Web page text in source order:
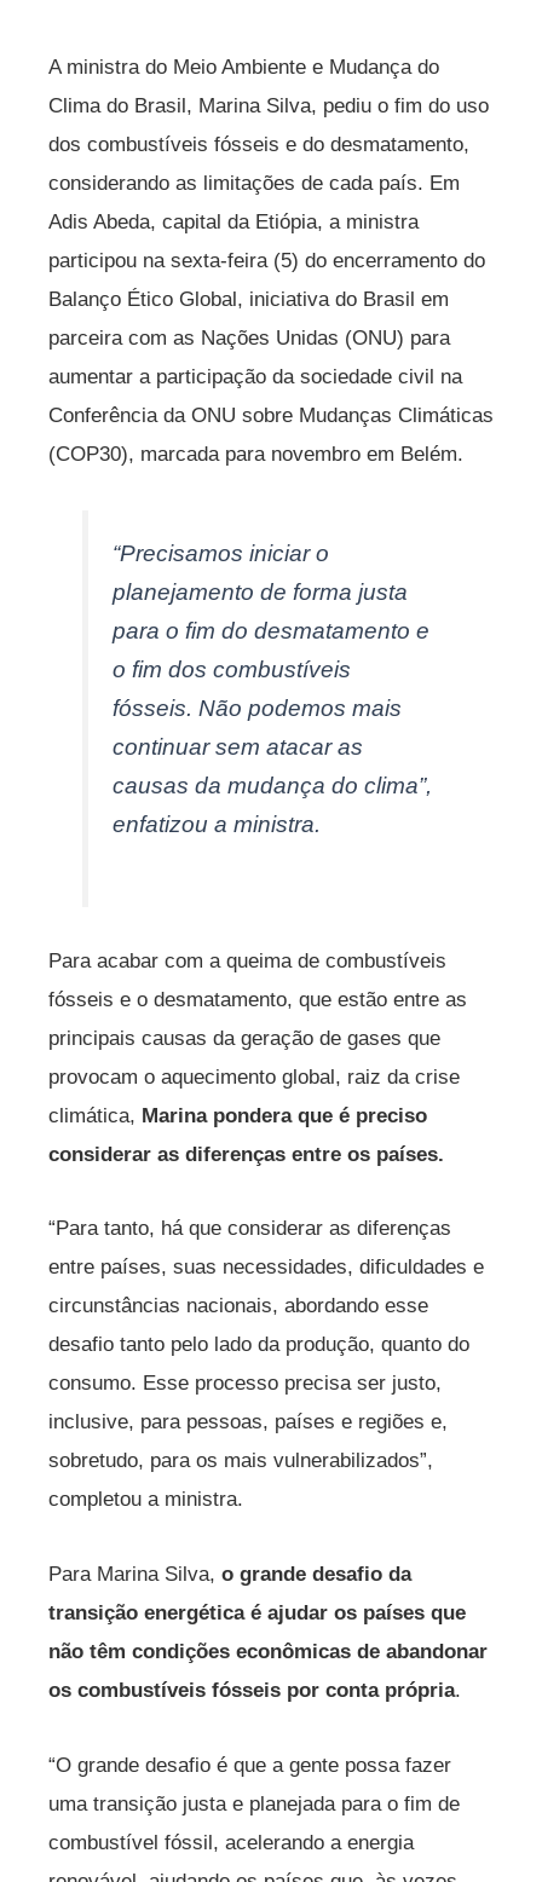
A ministra do Meio Ambiente e Mudança do
Clima do Brasil, Marina Silva, pediu o fim do uso
dos combustíveis fósseis e do desmatamento,
considerando as limitações de cada país. Em
Adis Abeda, capital da Etiópia, a ministra
participou na sexta-feira (5) do encerramento do
Balanço Ético Global, iniciativa do Brasil em
parceira com as Nações Unidas (ONU) para
aumentar a participação da sociedade civil na
Conferência da ONU sobre Mudanças Climáticas
(COP30), marcada para novembro em Belém.
“Precisamos iniciar o
planejamento de forma justa
para o fim do desmatamento e
o fim dos combustíveis
fósseis. Não podemos mais
continuar sem atacar as
causas da mudança do clima”,
enfatizou a ministra.
Para acabar com a queima de combustíveis
fósseis e o desmatamento, que estão entre as
principais causas da geração de gases que
provocam o aquecimento global, raiz da crise
climática, Marina pondera que é preciso
considerar as diferenças entre os países.
“Para tanto, há que considerar as diferenças
entre países, suas necessidades, dificuldades e
circunstâncias nacionais, abordando esse
desafio tanto pelo lado da produção, quanto do
consumo. Esse processo precisa ser justo,
inclusive, para pessoas, países e regiões e,
sobretudo, para os mais vulnerabilizados”,
completou a ministra.
Para Marina Silva, o grande desafio da
transição energética é ajudar os países que
não têm condições econômicas de abandonar
os combustíveis fósseis por conta própria.
“O grande desafio é que a gente possa fazer
uma transição justa e planejada para o fim de
combustível fóssil, acelerando a energia